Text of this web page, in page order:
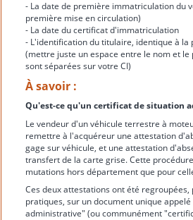
- La date de première immatriculation du
première mise en circulation)
- La date du certificat d'immatriculation
- L'identification du titulaire, identique à la
(mettre juste un espace entre le nom et le
sont séparées sur votre CI)
À savoir :
Qu'est-ce qu'un certificat de situation
Le vendeur d'un véhicule terrestre à
remettre à l'acquéreur une attestation
gage sur véhicule, et une attestation
transfert de la carte grise. Cette
mutations hors département que pour
Ces deux attestations ont été regroupées,
pratiques, sur un document unique
administrative" (ou communément